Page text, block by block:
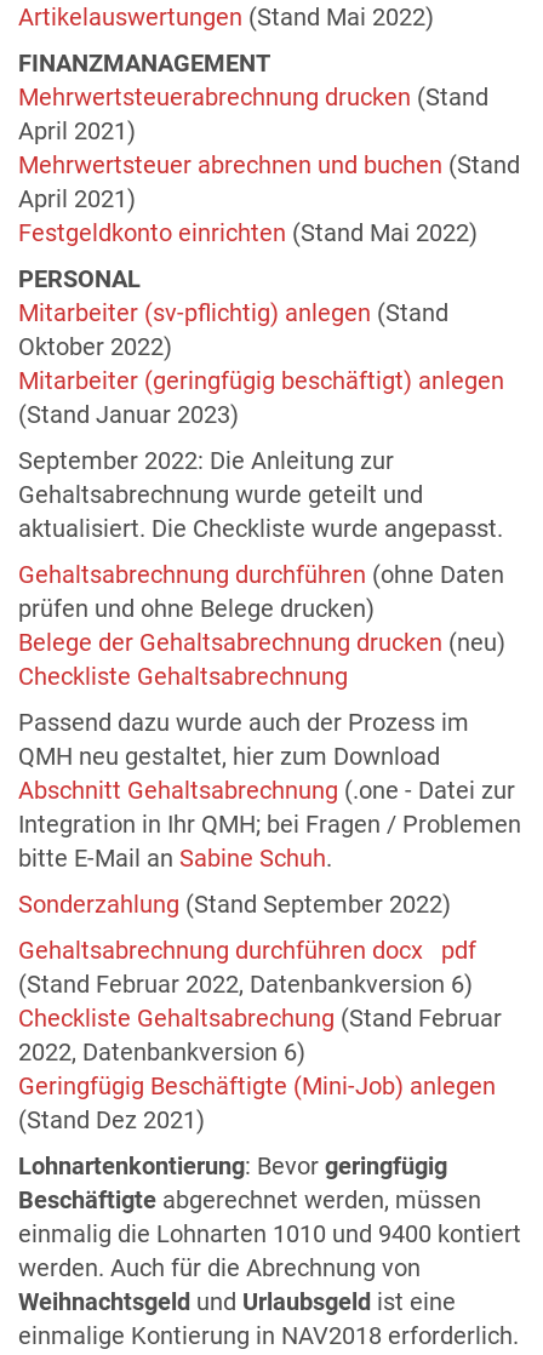
Artikelauswertungen (Stand Mai 2022)
FINANZMANAGEMENT
Mehrwertsteuerabrechnung drucken (Stand
April 2021)
Mehrwertsteuer abrechnen und buchen (Stand
April 2021)
Festgeldkonto einrichten (Stand Mai 2022)
PERSONAL
Mitarbeiter (sv-pflichtig) anlegen (Stand
Oktober 2022)
Mitarbeiter (geringfügig beschäftigt) anlegen
(Stand Januar 2023)
September 2022: Die Anleitung zur
Gehaltsabrechnung wurde geteilt und
aktualisiert. Die Checkliste wurde angepasst.
Gehaltsabrechnung durchführen (ohne Daten
prüfen und ohne Belege drucken)
Belege der Gehaltsabrechnung drucken (neu)
Checkliste Gehaltsabrechnung
Passend dazu wurde auch der Prozess im
QMH neu gestaltet, hier zum Download
Abschnitt Gehaltsabrechnung (.one - Datei zur
Integration in Ihr QMH; bei Fragen / Problemen
bitte E-Mail an Sabine Schuh.
Sonderzahlung (Stand September 2022)
Gehaltsabrechnung durchführen docx
pdf
(Stand Februar 2022, Datenbankversion 6)
Checkliste Gehaltsabrechung (Stand Februar
2022, Datenbankversion 6)
Geringfügig Beschäftigte (Mini-Job) anlegen
(Stand Dez 2021)
Lohnartenkontierung: Bevor geringfügig
Beschäftigte abgerechnet werden, müssen
einmalig die Lohnarten 1010 und 9400 kontiert
werden. Auch für die Abrechnung von
Weihnachtsgeld und Urlaubsgeld ist eine
einmalige Kontierung in NAV2018 erforderlich.